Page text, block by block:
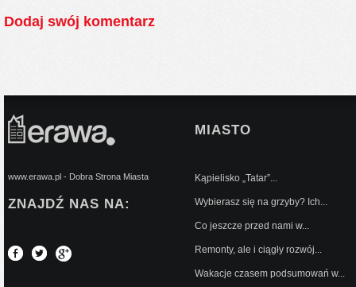
Dodaj swój komentarz
www.erawa.pl - Dobra Strona Miasta
ZNAJDŹ NAS NA:
MIASTO
Kąpielisko „Tatar”...
Wybierasz się na grzyby? Ich...
Co jeszcze przed nami w...
Remonty, ale i ciągły rozwój...
Wakacje czasem podsumowań w...